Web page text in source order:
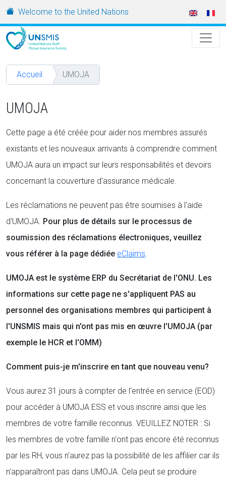
Aller au contenu principal
URLWelcome to the United Nations
Accueil UMOJA
UMOJA
Cette page a été créée pour aider nos membres assurés
existants et les nouveaux arrivants à comprendre comment
UMOJA aura un impact sur leurs responsabilités et devoirs
concernant la couverture d'assurance médicale.
Les réclamations ne peuvent pas être soumises à l'aide
d'UMOJA. Pour plus de détails sur le processus de
soumission des réclamations électroniques, veuillez
vous référer à la page dédiée eClaims
UMOJA est le système ERP du Secrétariat de l'ONU. Les
informations sur cette page ne s'appliquent PAS au
personnel des organisations membres qui participent à
l'UNSMIS mais qui n'ont pas mis en œuvre l'UMOJA (par
exemple le HCR et l'OMM)
Comment puis-je m'inscrire en tant que nouveau venu?
Vous aurez 31 jours à compter de l'entrée en service (EOD)
pour accéder à UMOJA ESS et vous inscrire ainsi que les
membres de votre famille reconnus. VEUILLEZ NOTER : Si
les membres de votre famille n'ont pas encore été reconnus
par les RH, vous n'aurez pas la possibilité de les affilier car ils
n'apparaîtront pas dans UMOJA. Cela peut se produire